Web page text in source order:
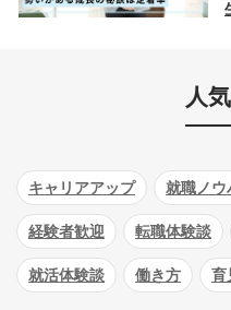
人
キャリアアップ 就職ノウ
経験者歓迎 転職体験談
就活体験談 働き方 育